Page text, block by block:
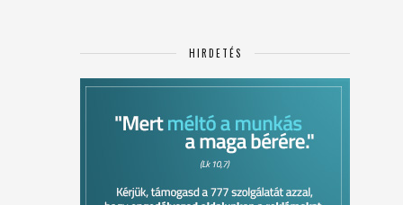
HIRDETÉS